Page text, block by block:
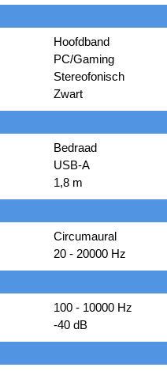
Hoofdband
PC/Gaming
Stereofonisch
Zwart
Bedraad
USB-A
1,8 m
Circumaural
20 - 20000 Hz
100 - 10000 Hz
-40 dB